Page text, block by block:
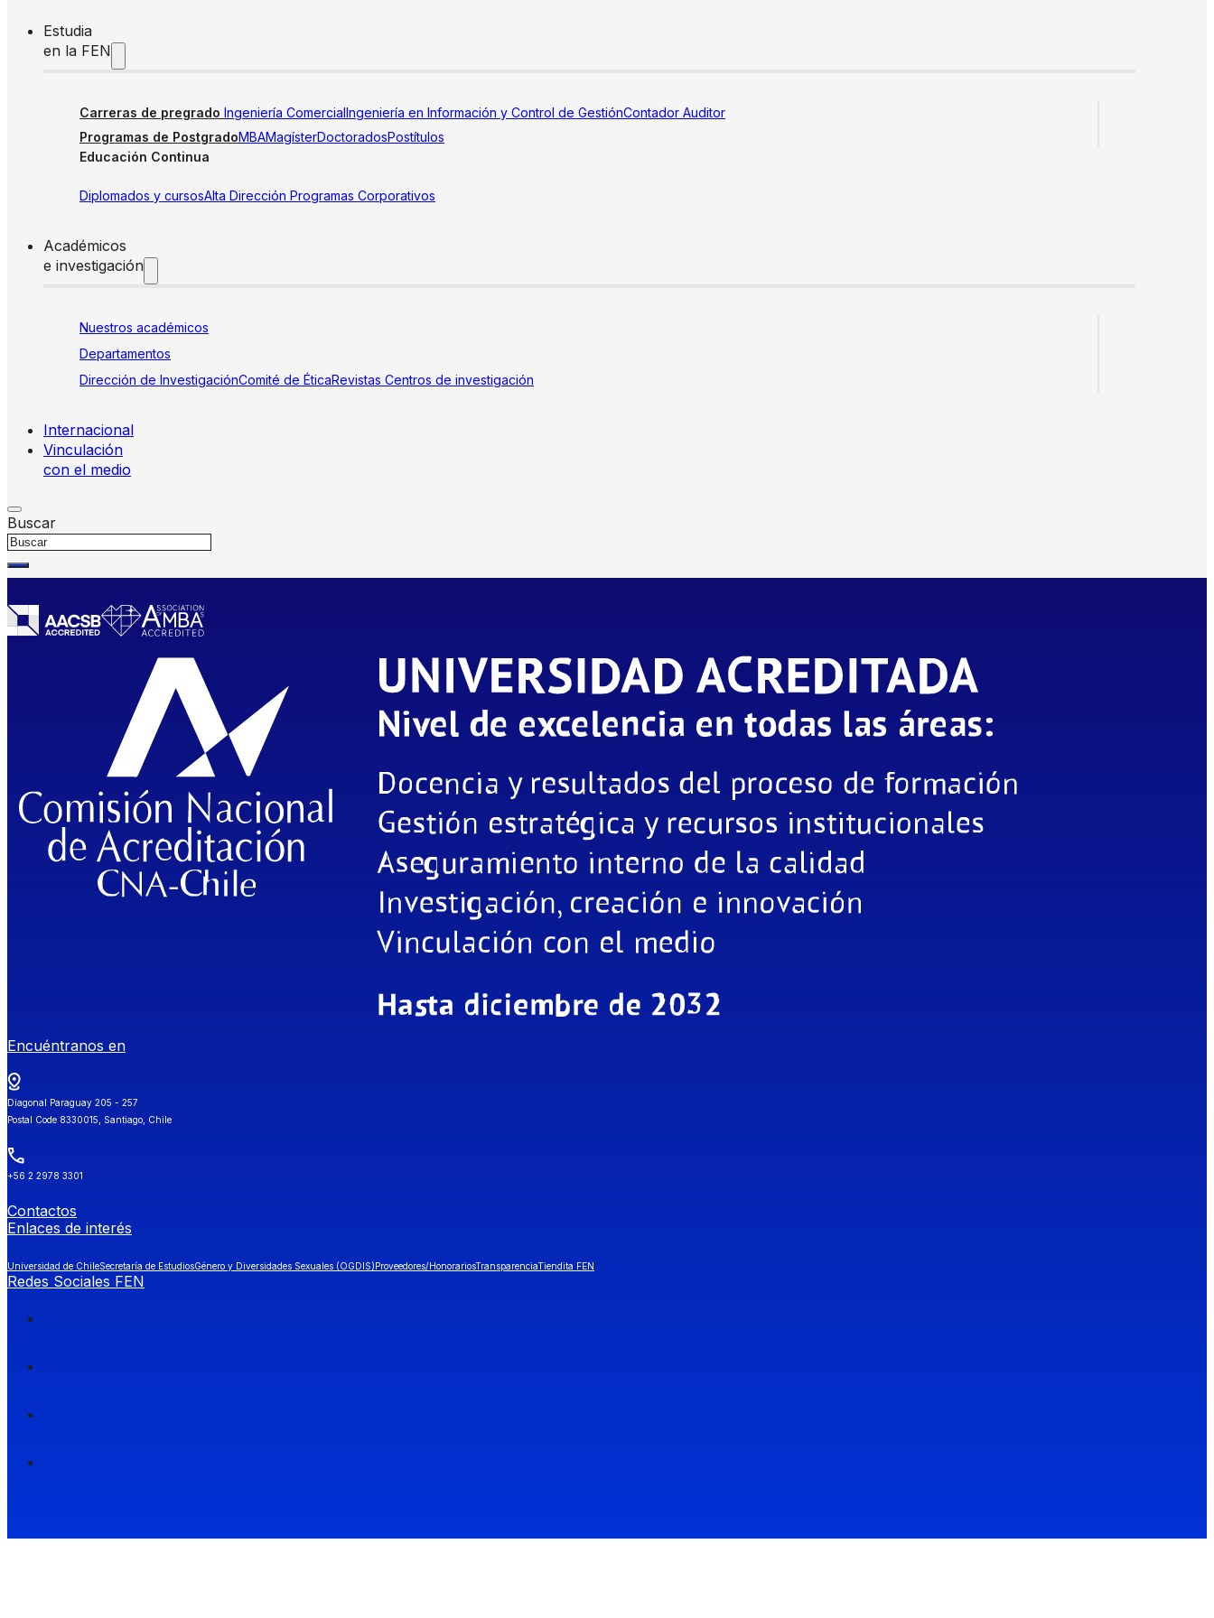
Estudia
en la FEN
Carreras de pregrado Ingeniería ComercialIngeniería en Información y Control de GestiónContador Auditor
Programas de PostgradoMBAMagísterDoctoradosPostítulos
Educación Continua
Diplomados y cursosAlta Dirección Programas Corporativos
Académicos
e investigación
Nuestros académicos
Departamentos
Dirección de InvestigaciónComité de ÉticaRevistas Centros de investigación
Internacional
Vinculación
con el medio
Buscar
Encuéntranos en
Diagonal Paraguay 205 - 257
Postal Code 8330015, Santiago, Chile
+56 2 2978 3301
Contactos
Enlaces de interés
Universidad de ChileSecretaría de EstudiosGénero y Diversidades Sexuales (OGDIS)Proveedores/HonorariosTransparenciaTiendita FEN
Redes Sociales FEN